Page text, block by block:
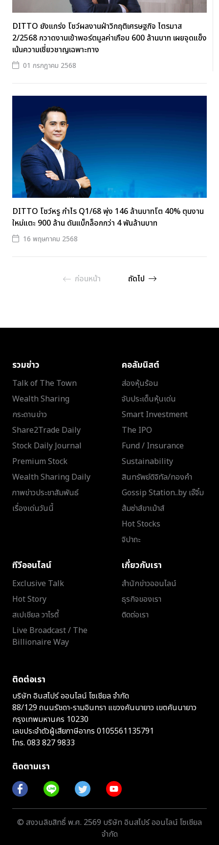
DITTO ยังแกร่ง โชว์ผลงานฝ่าวิกฤติเศรษฐกิจ ไตรมาส
2/2568 กวาดงานเข้าพอร์ตมูลค่าเกือบ 600 ล้านบาท เผยจุดแข็ง
เน้นความเชี่ยวชาญเฉพาะทาง
01 กรกฎาคม 2568
DITTO โชว์หรู กำไร Q1/68 พุ่ง 146 ล้านบาทโต 40% ตุนงาน
ใหม่แตะ 900 ล้าน ดันแบ็กล็อกกว่า 4 พันล้านบาท
16 พฤษภาคม 2568
ก่อนหน้า ถัดไป
รวมข่าว
Talk of The Town
Wealth Sharing
กระดานข่าว
Share2Trade Daily
Stock Daily Journal
Premium Stock
Wealth Sharing Daily
ภาพข่าวประชาสัมพันธ์
เรื่องเด่นวันนี้
คอลัมนิสต์
ส่องหุ้นร้อน
จับประเด็นหุ้นเด่น
Smart Investment
The IPO
Fund / Insurance
Sustainability
สินทรัพย์ดิจิทัล/ทองคำ
Gossip Station..by เจ๊จิ๋ม
ส้มซ่าส์ขาเม้าส์
Hot Stocks
จิปาถะ
ทีวีออนไลน์
Exclusive Talk
Hot Story
สเปเชียล วาไรตี้
Live Broadcast / The
Billionaire Way
เกี่ยวกับเรา
สำนักข่าวออนไลน์
ธุรกิจของเรา
ติดต่อเรา
ติดต่อเรา
บริษัท อินสไปร์ ออนไลน์ โซเชียล จำกัด
88/129 ถนนรัชดา-รามอินทรา แขวงคันนายาว เขตคันนายาว
กรุงเทพมหานคร 10230
เลขประจำตัวผู้เสียภาษีอากร 0105561135791
โทร. 083 827 9833
ติดตามเรา
© สงวนลิขสิทธิ์ พ.ศ. 2569 บริษัท อินสไปร์ ออนไลน์ โซเชียล
จำกัด